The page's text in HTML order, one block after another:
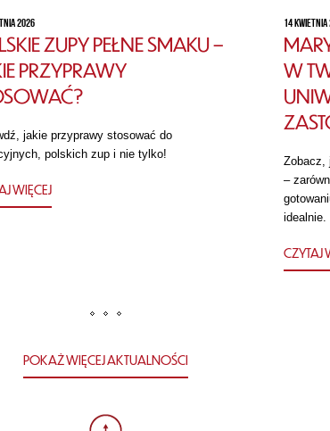
2026
ZUPY PEŁNE SMAKU –
PRZYPRAWY
jakie przyprawy stosować do
polskich zup i nie tylko!
WIĘCEJ
14
W
Zobacz,
–
idealnie.
CZYTAJ
POKAŻ WIĘCEJ AKTUALNOŚCI